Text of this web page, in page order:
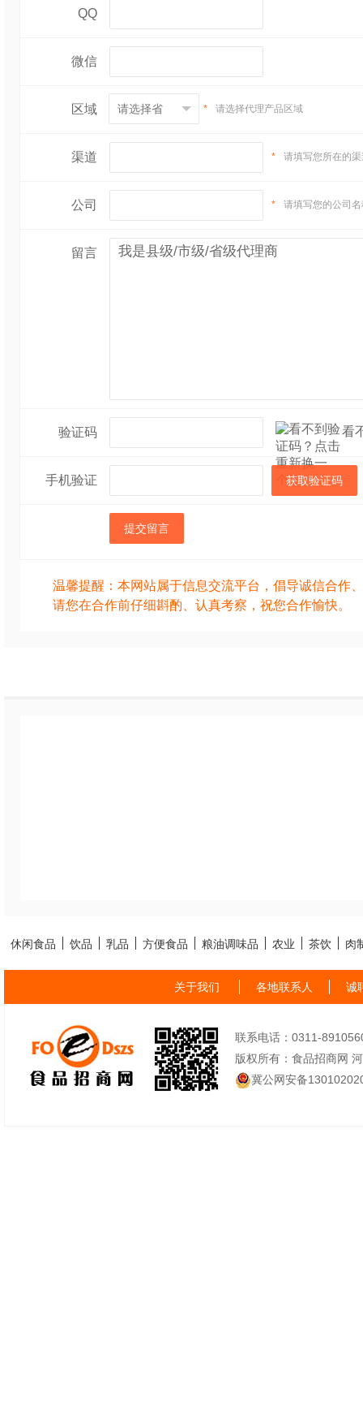
QQ
微信
区域 * 请选择代理产品区域
渠道 * 请填写您所在的
公司 * 请填写您的公司
留言
验证码 看
手机验证 获取验证码
提交留言
温馨提醒：本网站属于信息交流平台，倡导诚信合作
请您在合作前仔细斟酌、认真考察，祝您合作愉快。
休闲食品 饮品 乳品 方便食品 粮油调味品 农业 茶饮 肉
关于我们 各地联系人 诚
联系电话：0311-
版权所有：食品招商网
冀公网安备